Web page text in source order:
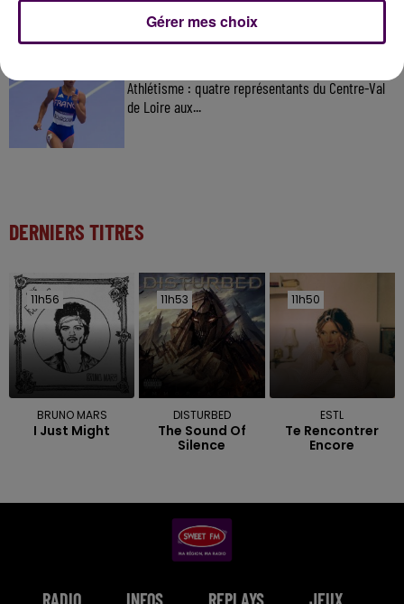
Kids !
Athlétisme : quatre représentants du Centre-Val
de Loire aux...
DERNIERS TITRES
11h56
11h56
BRUNO MARS
I Just Might
11h53
11h53
DISTURBED
The Sound Of
Silence
11h50
11h50
ESTL
Te Rencontrer
Encore
Gérer mes choix